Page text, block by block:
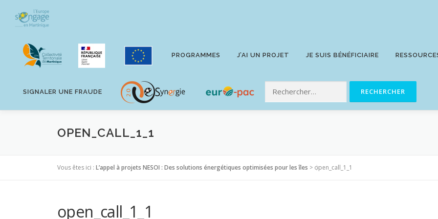
contenu
PROGRAMMES J’AI UN PROJET JE SUIS BÉNÉFICIAIRE
SIGNALER UNE FRAUDE
OPEN_CALL_1_1
Vous êtes ici : L’appel à projets NESOI : Des solutions énergétiques optimisées pour les îles > open_call_1_1
open_call_1_1